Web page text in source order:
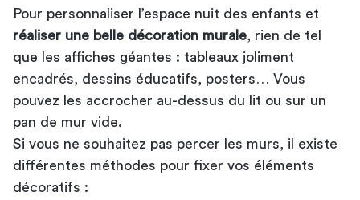
Pour personnaliser l’espace nuit des enfants et
réaliser une belle décoration murale , rien de tel
que les affiches géantes : tableaux joliment
encadrés, dessins éducatifs, posters… Vous
pouvez les accrocher au-dessus du lit ou sur un
pan de mur vide.
Si vous ne souhaitez pas percer les murs, il existe
différentes méthodes pour fixer vos éléments
décoratifs :